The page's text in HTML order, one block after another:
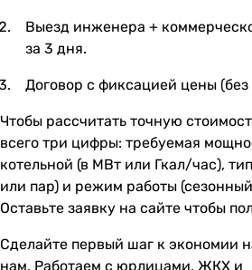
Выезд инженера +
за 3 дня.
Договор с фиксацией цены
Чтобы рассчитать точную
всего три цифры: требуемая
котельной (в МВт или Гкал/час),
или пар) и режим работы
Оставьте заявку на сайте чтобы
Сделайте первый шаг к экономии
нам. Работаем с юрлицами, ЖКХ и